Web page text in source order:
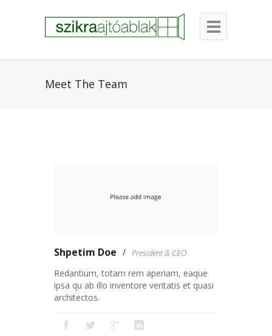
Meet The Team
Shpetim Doe President & CEO
Redantium, totam rem aperiam, eaque
ipsa qu ab illo inventore veritatis et quasi
architectos.